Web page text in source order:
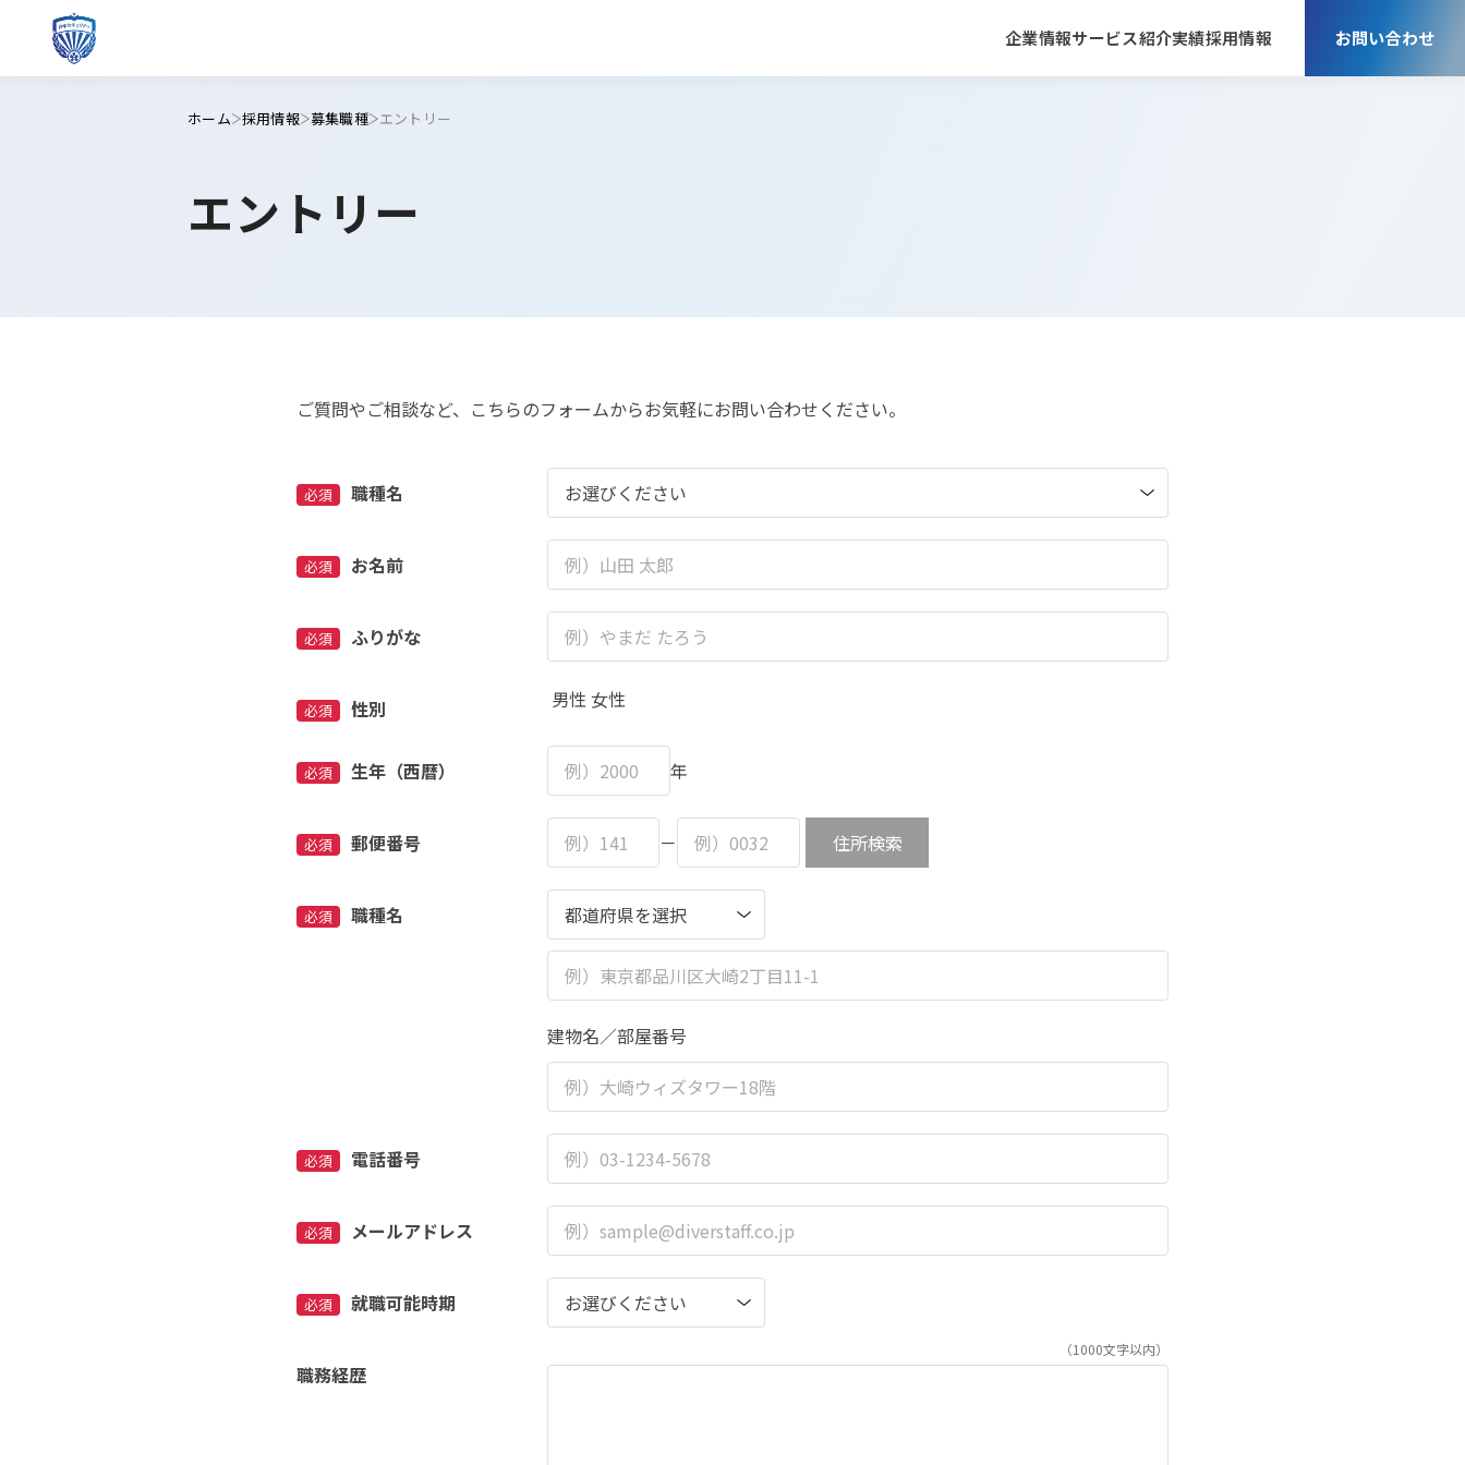
企業情報サービス紹介実績採用情報 お問い合わせ
ホーム 採用情報 募集職種 エントリー
エントリー
ご質問やご相談など、こちらのフォームからお気軽にお問い合わせください。
必須 職種名
必須 お名前
必須 ふりがな
必須 性別 男性女性
必須 生年（西暦） 年
必須 郵便番号 － 住所検索
必須 職種名
建物名／部屋番号
必須 電話番号
必須 メールアドレス
必須 就職可能時期
職務経歴
（1000文字以内）